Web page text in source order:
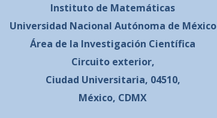
Instituto de Matemáticas
Universidad Nacional Autónoma de México
Área de la Investigación Científica
Circuito exterior,
Ciudad Universitaria, 04510,
México, CDMX